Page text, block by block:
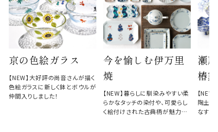
京の色絵ガラス
【NEW】大好評の尚音さんが描く
色絵ガラスに新しく鉢とボウルが
仲間入りしました！
今を愉しむ伊万里
焼
【NEW】暮らしに馴染みやすい柔
らかなタッチの染付や、可愛らし
く絵付けされた古典柄が魅力の
瀬
椿窯
【
陶土と
なす、